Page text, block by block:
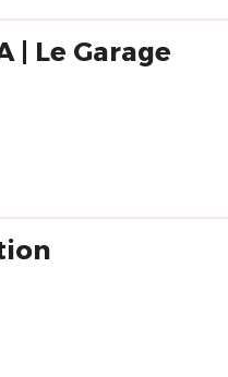
| Le Garage